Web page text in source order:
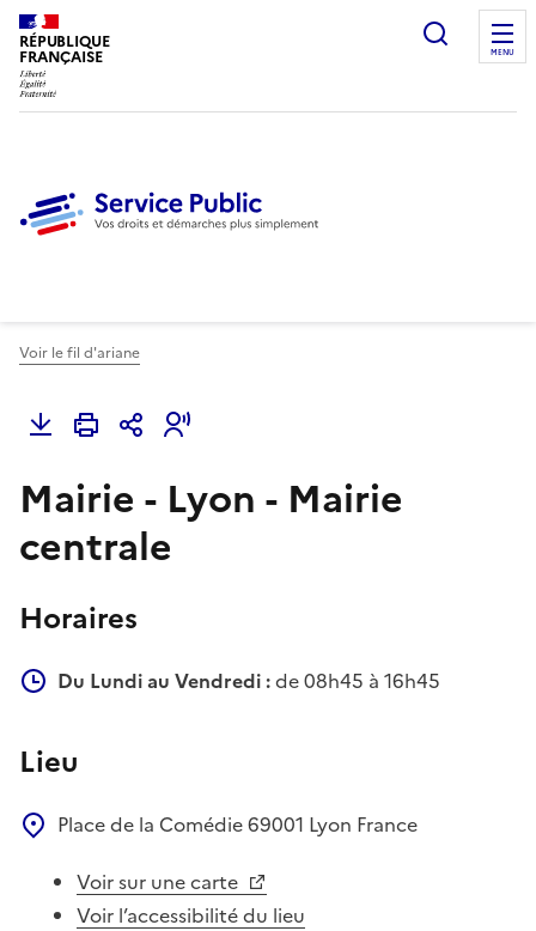
RÉPUBLIQUE
FRANÇAISE
Ouvrir
MENU
Voir le fil d'ariane
Mairie - Lyon - Mairie
centrale
Horaires
Du Lundi au Vendredi :de 08h45 à 16h45
Lieu
Place de la Comédie69001 Lyon France
Voir sur une carte
Voir l’accessibilité du lieu